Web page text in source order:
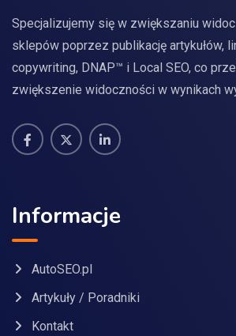
Specjalizujemy się w zwiększaniu
sklepów poprzez publikację artykułów,
copywriting, DNAP™ i Local SEO, co
zwiększenie widoczności w wynikach
Informacje
AutoSEO.pl
Artykuły / Poradniki
Kontakt